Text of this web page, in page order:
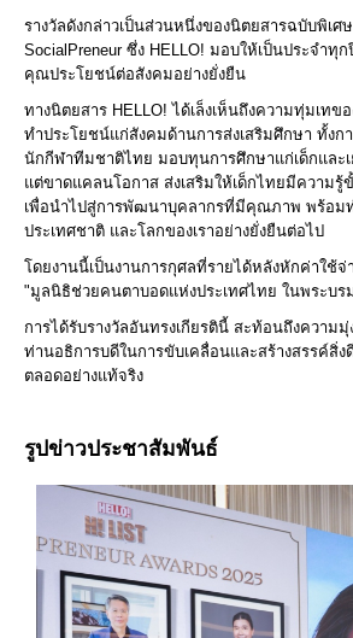
รางวัลดังกล่าวเป็นส่วนหนึ่งของนิตยสารฉบับพิเศ
SocialPreneur ซึ่ง HELLO! มอบให้เป็นประจำทุ
คุณประโยชน์ต่อสังคมอย่างยั่งยืน
ทางนิตยสาร HELLO! ได้เล็งเห็นถึงความทุ่มเทข
ทำประโยชน์แก่สังคมด้านการส่งเสริมศึกษา ทั้งก
นักกีฬาทีมชาติไทย มอบทุนการศึกษาแก่เด็กและ
แต่ขาดแคลนโอกาส ส่งเสริมให้เด็กไทยมีความ
เพื่อนำไปสู่การพัฒนาบุคลากรที่มีคุณภาพ พร้อม
ประเทศชาติ และโลกของเราอย่างยั่งยืนต่อไป
โดยงานนี้เป็นงานการกุศลที่รายได้หลังหักค่าใช้
"มูลนิธิช่วยคนตาบอดแห่งประเทศไทย ในพระบ
การได้รับรางวัลอันทรงเกียรตินี้ สะท้อนถึงความ
ท่านอธิการบดีในการขับเคลื่อนและสร้างสรรค์สิ่ง
ตลอดอย่างแท้จริง
รูปข่าวประชาสัมพันธ์